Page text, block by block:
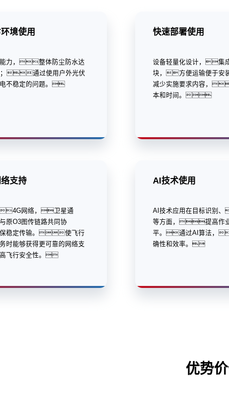
境使用
能力，整体防尘防水达
；通过使用户外光伏
不稳定的问题。
快速部署使用
设备轻量化设计，集
块，方便运输便于
减少实施要求内容，
本和时间。
支持
网络，卫星通
原O3图传链路共同协
稳定传输。使飞行
时能够获得更可靠的网络支
飞行安全性。
AI技术使用
AI技术应用在目标识别
等方面，提高作
平。通过AI算法，
确性和效率。
优势